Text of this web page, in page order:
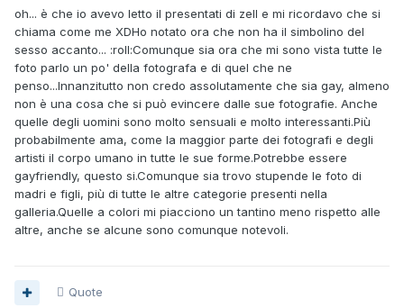
oh... è che io avevo letto il presentati di zell e mi ricordavo che si
chiama come me XDHo notato ora che non ha il simbolino del
sesso accanto... :roll:Comunque sia ora che mi sono vista tutte le
foto parlo un po' della fotografa e di quel che ne
penso...Innanzitutto non credo assolutamente che sia gay, almeno
non è una cosa che si può evincere dalle sue fotografie. Anche
quelle degli uomini sono molto sensuali e molto interessanti.Più
probabilmente ama, come la maggior parte dei fotografi e degli
artisti il corpo umano in tutte le sue forme.Potrebbe essere
gayfriendly, questo si.Comunque sia trovo stupende le foto di
madri e figli, più di tutte le altre categorie presenti nella
galleria.Quelle a colori mi piacciono un tantino meno rispetto alle
altre, anche se alcune sono comunque notevoli.
Quote